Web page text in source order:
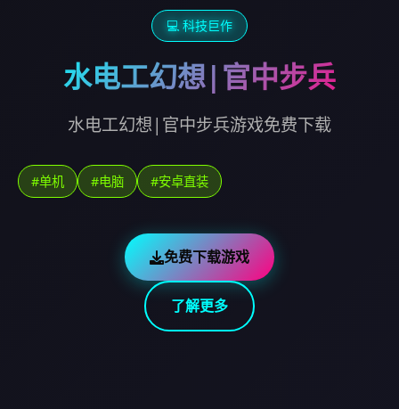
💻 科技巨作
水电工幻想|官中步兵
水电工幻想|官中步兵游戏免费下载
#单机 #电脑 #安卓直装
免费下载游戏
了解更多